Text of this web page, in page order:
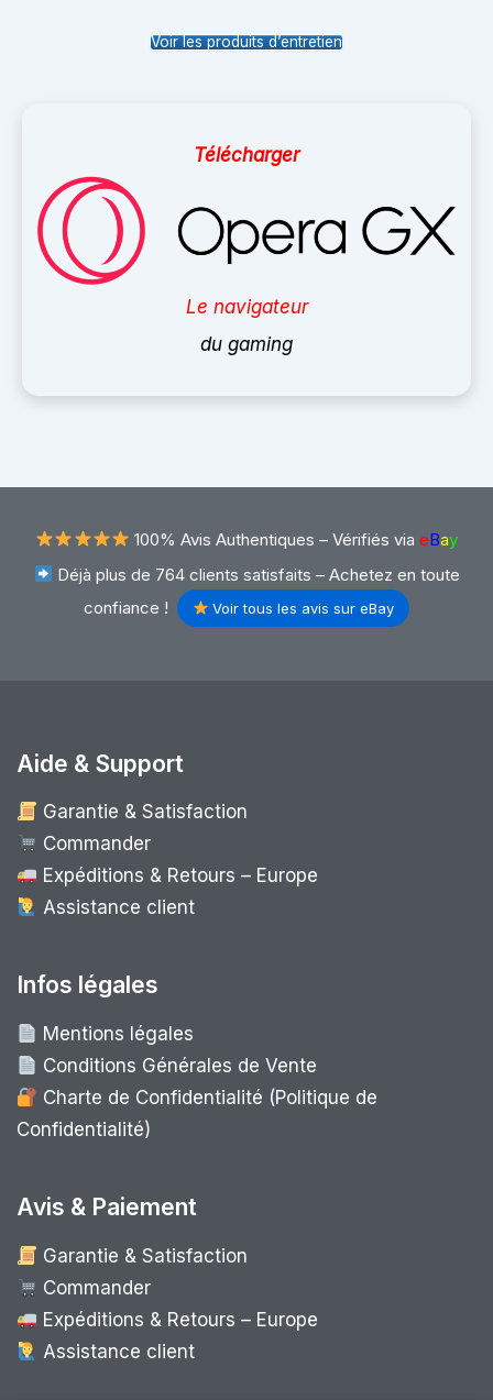
Voir les produits d’entretien
Télécharger
Le navigateur
du gaming
100% Avis Authentiques – Vérifiés via eBay
Déjà plus de 764 clients satisfaits – Achetez en toute
confiance !
Voir tous les avis sur eBay
Aide & Support
Garantie & Satisfaction
Commander
Expéditions & Retours – Europe
Assistance client
Infos légales
Mentions légales
Conditions Générales de Vente
Charte de Confidentialité (Politique de
Confidentialité)
Avis & Paiement
Garantie & Satisfaction
Commander
Expéditions & Retours – Europe
Assistance client